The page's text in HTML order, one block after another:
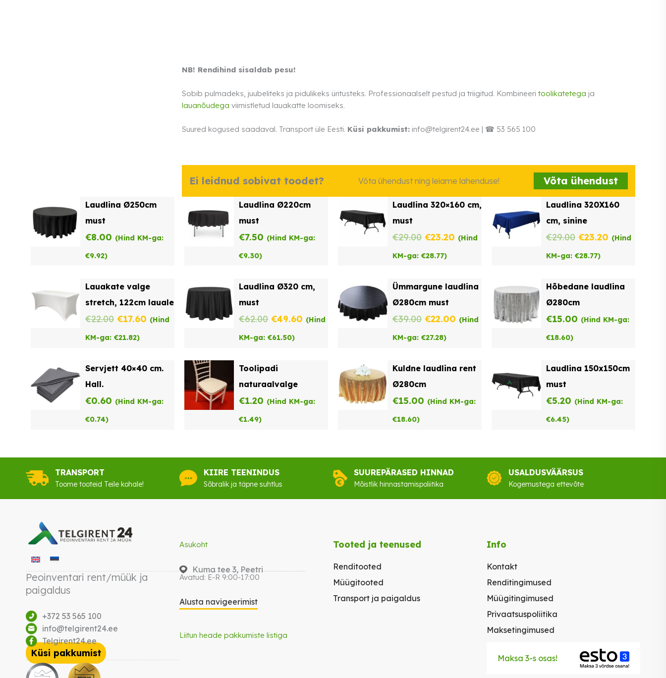
NB! Rendihind sisaldab pesu!
Sobib pulmadeks, juubeliteks ja pidulikeks üritusteks. Professionaalselt pestud ja triigitud. Kombineeri toolikatetega ja
lauanõudega viimistletud lauakatte loomiseks.
Suured kogused saadaval. Transport üle Eesti. Küsi pakkumist: info@telgirent24.ee | ☎ 53 565 100
Ei leidnud sobivat toodet? Võta ühendust ning leiame lahenduse! Võta ühendust
Laudlina Ø250cm
must
€8.00 (Hind KM-ga:
€9.92)
Laudlina Ø220cm
must
€7.50 (Hind KM-ga:
€9.30)
Laudlina 320×160 cm,
must
€29.00 Algne
hind
€29.00.
€23.20 Praegune
€23.20.
(Hind
KM-ga: €28.77)
Laudlina 320X160
cm, sinine
€29.00 Algne
hind
€29.00.
€23.20 Praegune
€23.20.
(Hind
KM-ga: €28.77)
Lauakate valge
stretch, 122cm lauale
€22.00 Algne
hind
€22.00.
€17.60 Praegune
€17.60.
(Hind
KM-ga: €21.82)
Laudlina Ø320 cm,
must
€62.00 Algne
hind
€62.00.
€49.60 Praegune
(Hind
KM-ga: €61.50)
Ümmargune laudlina
Ø280cm must
€39.00 Algne
hind
€39.00.
€22.00 Praegune
€22.00.
(Hind
KM-ga: €27.28)
Hõbedane laudlina
Ø280cm
€15.00 (Hind KM-ga:
€18.60)
Servjett 40×40 cm.
Hall.
€0.60 (Hind KM-ga:
€0.74)
Toolipadi
naturaalvalge
€1.20 (Hind KM-ga:
€1.49)
Kuldne laudlina rent
Ø280cm
€15.00 (Hind KM-ga:
€18.60)
Laudlina 150x150cm
must
€5.20 (Hind KM-ga:
€6.45)
TRANSPORT
Toome tooteid Teile kohale!
KIIRE TEENINDUS
Sõbralik ja täpne suhtlus
SUUREPÄRASED HINNAD
Mõistlik hinnastamispoliitika
USALDUSVÄÄRSUS
Kogemustega ettevõte
Peoinventari rent/müük ja
paigaldus
+372 53 565 100
info@telgirent24.ee
Telgirent24.ee
Küsi pakkumist
Asukoht
Kuma tee 3, Peetri
Avatud: E-R 9:00-17:00
Alusta navigeerimist
Liitun heade pakkumiste listiga
Tooted ja teenused
Renditooted
Müügitooted
Transport ja paigaldus
Info
Kontakt
Renditingimused
Müügitingimused
Privaatsuspoliitika
Maksetingimused
Maksa 3-s osas!